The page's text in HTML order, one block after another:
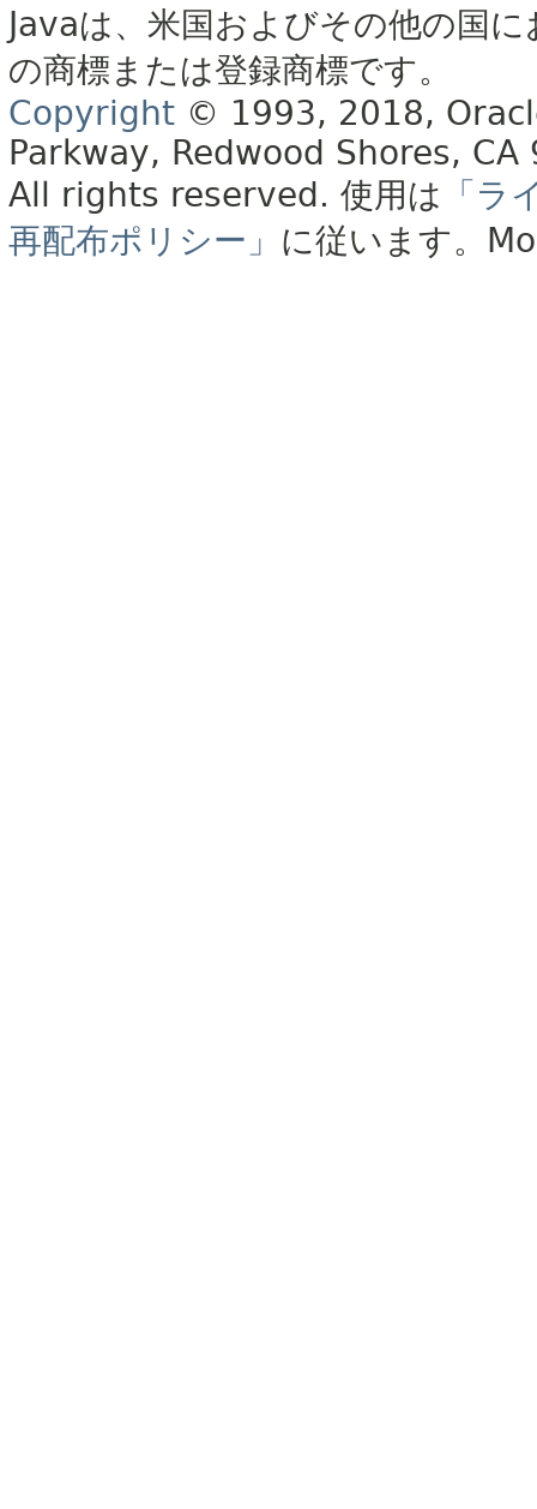
Javaは、米国およびその他の国
の商標または登録商標です。
Copyright © 1993, 2018,
Parkway, Redwood Shores, CA
All rights reserved. 使用は 「ラ
再配布ポリシー」 に従います。